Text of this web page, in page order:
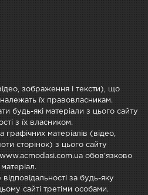
зображення і тексти), що
їх правовласникам.
будь-які матеріали з цього сайту
з їх власником.
графічних матеріалів (відео,
сторінок) з цього сайту
обов'язково
за будь-яку
сайті третіми особами.